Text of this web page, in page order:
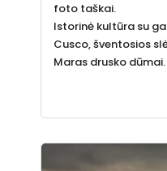
foto taškai.
Istorinė kultūra su
Cusco, šventosios
Maras drusko dūmai.